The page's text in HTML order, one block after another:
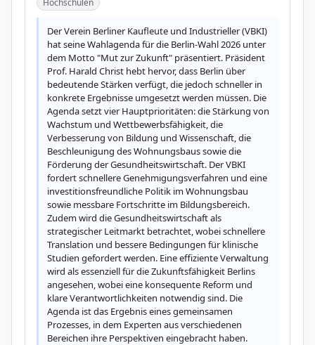
Hochschulen
Der Verein Berliner Kaufleute und Industrieller (VBKI)
hat seine Wahlagenda für die Berlin-Wahl 2026 unter
dem Motto "Mut zur Zukunft" präsentiert. Präsident
Prof. Harald Christ hebt hervor, dass Berlin über
bedeutende Stärken verfügt, die jedoch schneller in
konkrete Ergebnisse umgesetzt werden müssen. Die
Agenda setzt vier Hauptprioritäten: die Stärkung von
Wachstum und Wettbewerbsfähigkeit, die
Verbesserung von Bildung und Wissenschaft, die
Beschleunigung des Wohnungsbaus sowie die
Förderung der Gesundheitswirtschaft. Der VBKI
fordert schnellere Genehmigungsverfahren und eine
investitionsfreundliche Politik im Wohnungsbau
sowie messbare Fortschritte im Bildungsbereich.
Zudem wird die Gesundheitswirtschaft als
strategischer Leitmarkt betrachtet, wobei schnellere
Translation und bessere Bedingungen für klinische
Studien gefordert werden. Eine effiziente Verwaltung
wird als essenziell für die Zukunftsfähigkeit Berlins
angesehen, wobei eine konsequente Reform und
klare Verantwortlichkeiten notwendig sind. Die
Agenda ist das Ergebnis eines gemeinsamen
Prozesses, in dem Experten aus verschiedenen
Bereichen ihre Perspektiven eingebracht haben.